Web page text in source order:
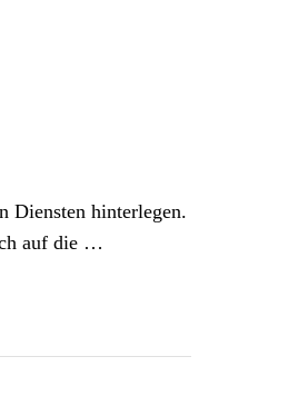
Diensten hinterlegen.
auf die …